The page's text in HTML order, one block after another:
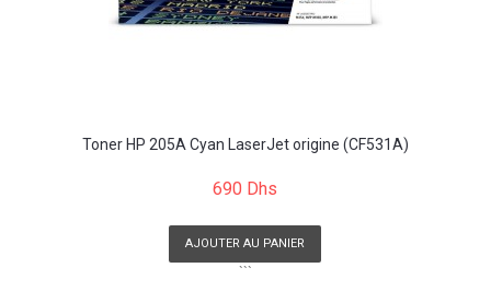
Toner HP 205A Cyan LaserJet origine (CF531A)
690 Dhs
AJOUTER AU PANIER
```